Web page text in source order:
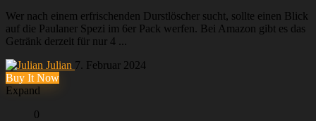
Wer nach einem erfrischenden Durstlöscher sucht, sollte einen Blick
auf die Paulaner Spezi im 6er Pack werfen. Bei Amazon gibt es das
Getränk derzeit für nur 4 ...
Julian 7. Februar 2024
Buy It Now
Expand
0